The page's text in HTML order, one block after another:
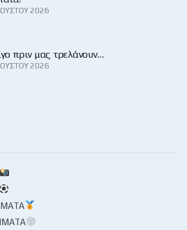
2026
πριν μας τρελάνουν…
2026